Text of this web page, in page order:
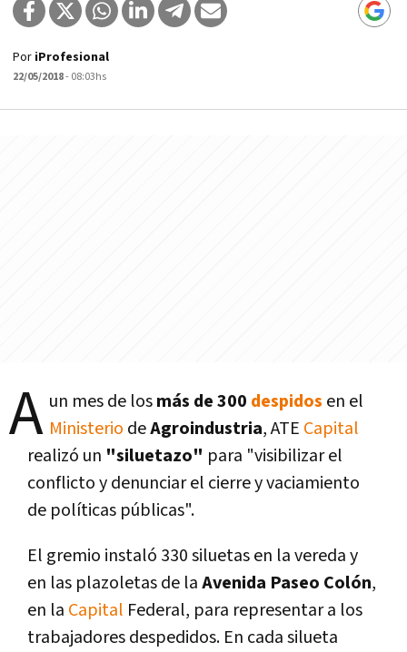
Por iProfesional
22/05/2018- 08:03hs
A un mes de losmás de 300 despidos en el
Ministerio deAgroindustria, ATE Capital
realizó un "siluetazo" para "visibilizar el
conflicto y denunciar el cierre y vaciamiento
de polí­ticas públicas".
El gremio instaló 330 siluetas en la vereda y
en las plazoletas de laAvenida Paseo Colón,
en la Capital Federal, para representar a los
trabajadores despedidos. En cada silueta